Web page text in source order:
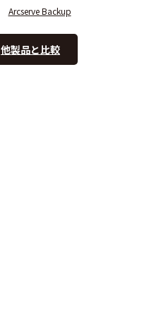
Arcserve Backup
他製品と比較